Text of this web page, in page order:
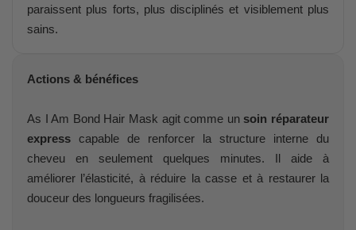
paraissent plus forts, plus disciplinés et visiblement plus
sains.
Actions & bénéfices
As I Am Bond Hair Mask agit comme un soin réparateur
express capable de renforcer la structure interne du
cheveu en seulement quelques minutes. Il aide à
améliorer l’élasticité, à réduire la casse et à restaurer la
douceur des longueurs fragilisées.